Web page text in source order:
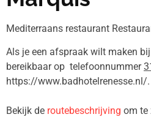
Mediterraans restaurant
Als je een afspraak wilt maken
bereikbaar op telefoonnummer
https://www.badhotelrenesse.nl/.
Bekijk de routebeschrijving om te